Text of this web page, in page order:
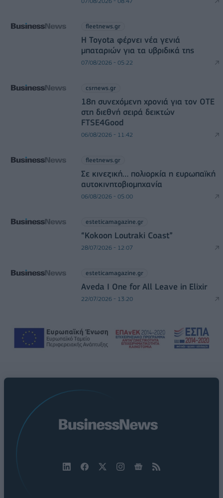
fleetnews.gr
Η Toyota φέρνει νέα γενιά
μπαταριών για τα υβριδικά της
07/08/2026 - 05:22
csrnews.gr
18η συνεχόμενη χρονιά για τον ΟΤΕ
στη διεθνή σειρά δεικτών
FTSE4Good
06/08/2026 - 11:42
fleetnews.gr
Σε κινεζική… πολιορκία η ευρωπαϊκή
αυτοκινητοβιομηχανία
06/08/2026 - 05:00
esteticamagazine.gr
“Kokoon Loutraki Coast”
28/07/2026 - 12:07
esteticamagazine.gr
Aveda I One for All Leave in Elixir
22/07/2026 - 13:20